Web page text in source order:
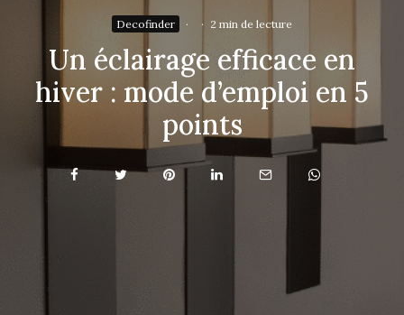
Decofinder · · 2 min de lecture
Un éclairage efficace en
hiver : mode d’emploi en 5
points